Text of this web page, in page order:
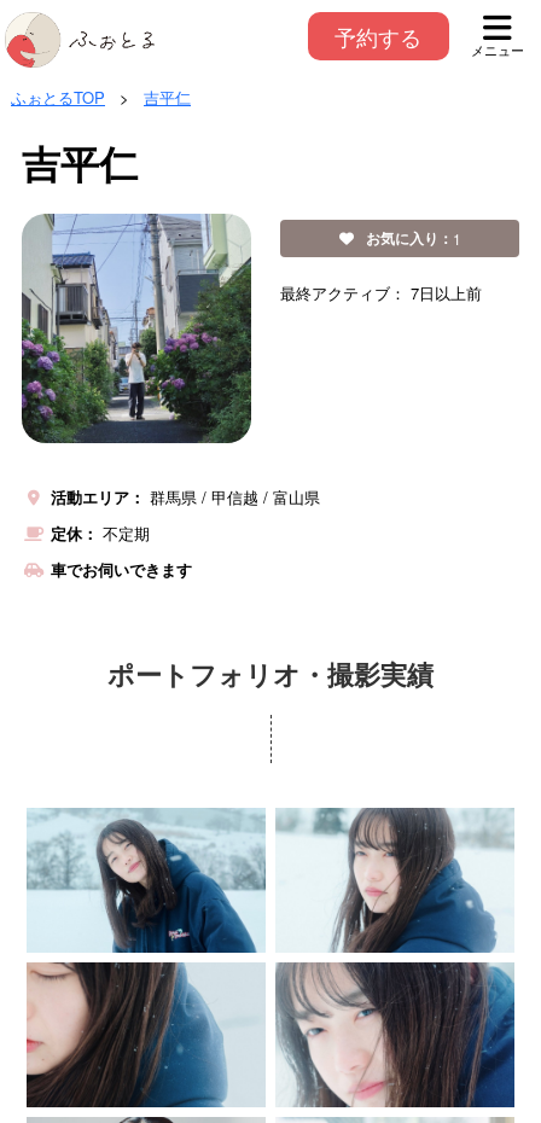
予約する メニュー
ふぉとるTOP > 吉平仁
吉平仁
お気に入り： 1
最終アクティブ： 7日以上前
活動エリア： 群馬県 甲信越
富山県
定休： 不定期
車でお伺いできます
ポートフォリオ・撮影実績